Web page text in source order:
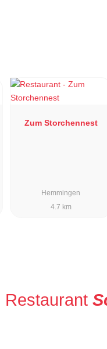
Zum Storchennest
Hemmingen
4.7 km
Restaurant